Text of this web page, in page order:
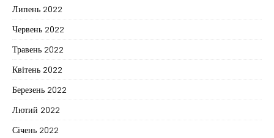
Липень 2022
Червень 2022
Травень 2022
Квітень 2022
Березень 2022
Лютий 2022
Січень 2022